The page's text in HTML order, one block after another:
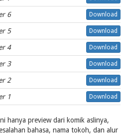
6 Download
5 Download
4 Download
3 Download
2 Download
1 Download
hanya preview dari komik aslinya,
bahasa, nama tokoh, dan alur